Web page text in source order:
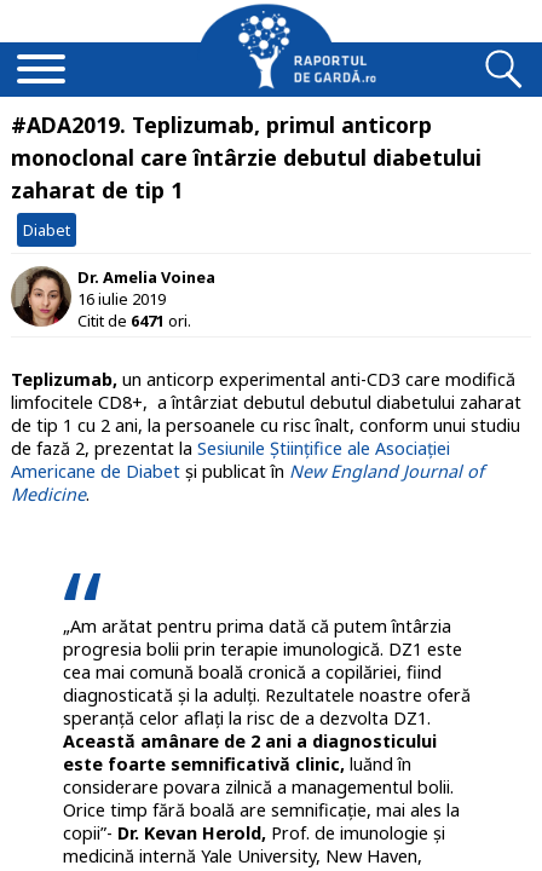
#ADA2019. Teplizumab, primul anticorp
monoclonal care întârzie debutul diabetului
zaharat de tip 1
Diabet
Dr. Amelia Voinea
16 iulie 2019
Citit de 6471 ori.
Teplizumab, un anticorp experimental anti-CD3 care modifică
limfocitele CD8+, a întârziat debutul debutul diabetului zaharat
de tip 1 cu 2 ani, la persoanele cu risc înalt, conform unui studiu
de fază 2, prezentat la Sesiunile Științifice ale Asociației
Americane de Diabetși publicat în New England Journal of
Medicine.
„Am arătat pentru prima dată că putem întârzia
progresia bolii prin terapie imunologică. DZ1 este
cea mai comună boală cronică a copilăriei, fiind
diagnosticată și la adulți. Rezultatele noastre oferă
speranță celor aflați la risc de a dezvolta DZ1.
Această amânare de 2 ani a diagnosticului
este foarte semnificativă clinic,luănd în
considerare povara zilnică a managementul bolii.
Orice timp fără boală are semnificație, mai ales la
copii”- Dr. Kevan Herold,Prof. de imunologie și
medicină internă Yale University, New Haven,